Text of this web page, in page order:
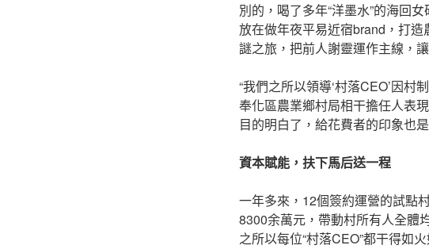
別的，喝了多年“洋墨水”的海回
放在做年夜平易近宿brand，打造
謎之旅，把前人謝靈運作主線，
“我們之所以領導‘村落CEO’因
奉化區農業鄉村局相干擔任人表
目的明白了，給花費者的印象也
資本賦能，扶下馬后送一程
一年多來，12個簽約運營的試點
8300余萬元，帶動村所有人全體
之所以每位“村落CEO”都干得如